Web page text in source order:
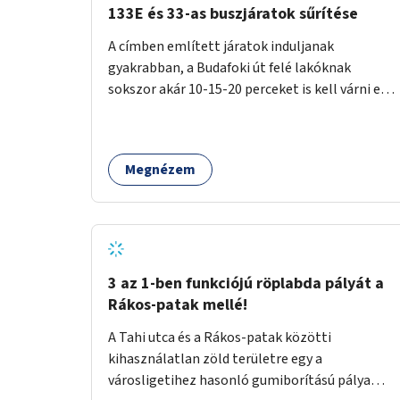
133E és 33-as buszjáratok sűrítése
A címben említett járatok induljanak
gyakrabban, a Budafoki út felé lakóknak
sokszor akár 10-15-20 perceket is kell várni egy
Megnézem
3 az 1-ben funkciójú röplabda pályát a
Rákos-patak mellé!
A Tahi utca és a Rákos-patak közötti
kihasználatlan zöld területre egy a
városligetihez hasonló gumiborítású pálya